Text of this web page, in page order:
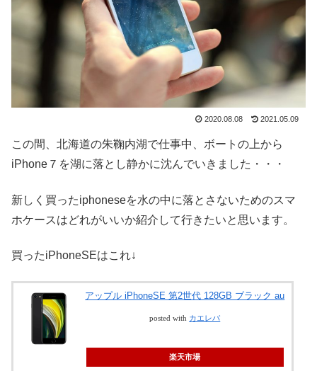
2020.08.08 2021.05.09
この間、北海道の朱鞠内湖で仕事中、ボートの上から
iPhone７を湖に落とし静かに沈んでいきました・・・
新しく買ったiphoneseを水の中に落とさないためのスマ
ホケースはどれがいいか紹介して行きたいと思います。
買ったiPhoneSEはこれ↓
アップル iPhoneSE 第2世代 128GB ブラック au
posted with カエレバ
楽天市場